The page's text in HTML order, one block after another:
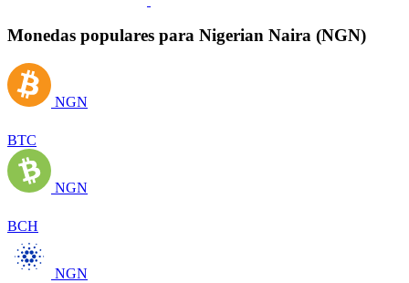
Monedas populares para Nigerian Naira (NGN)
NGN
BTC
NGN
BCH
NGN